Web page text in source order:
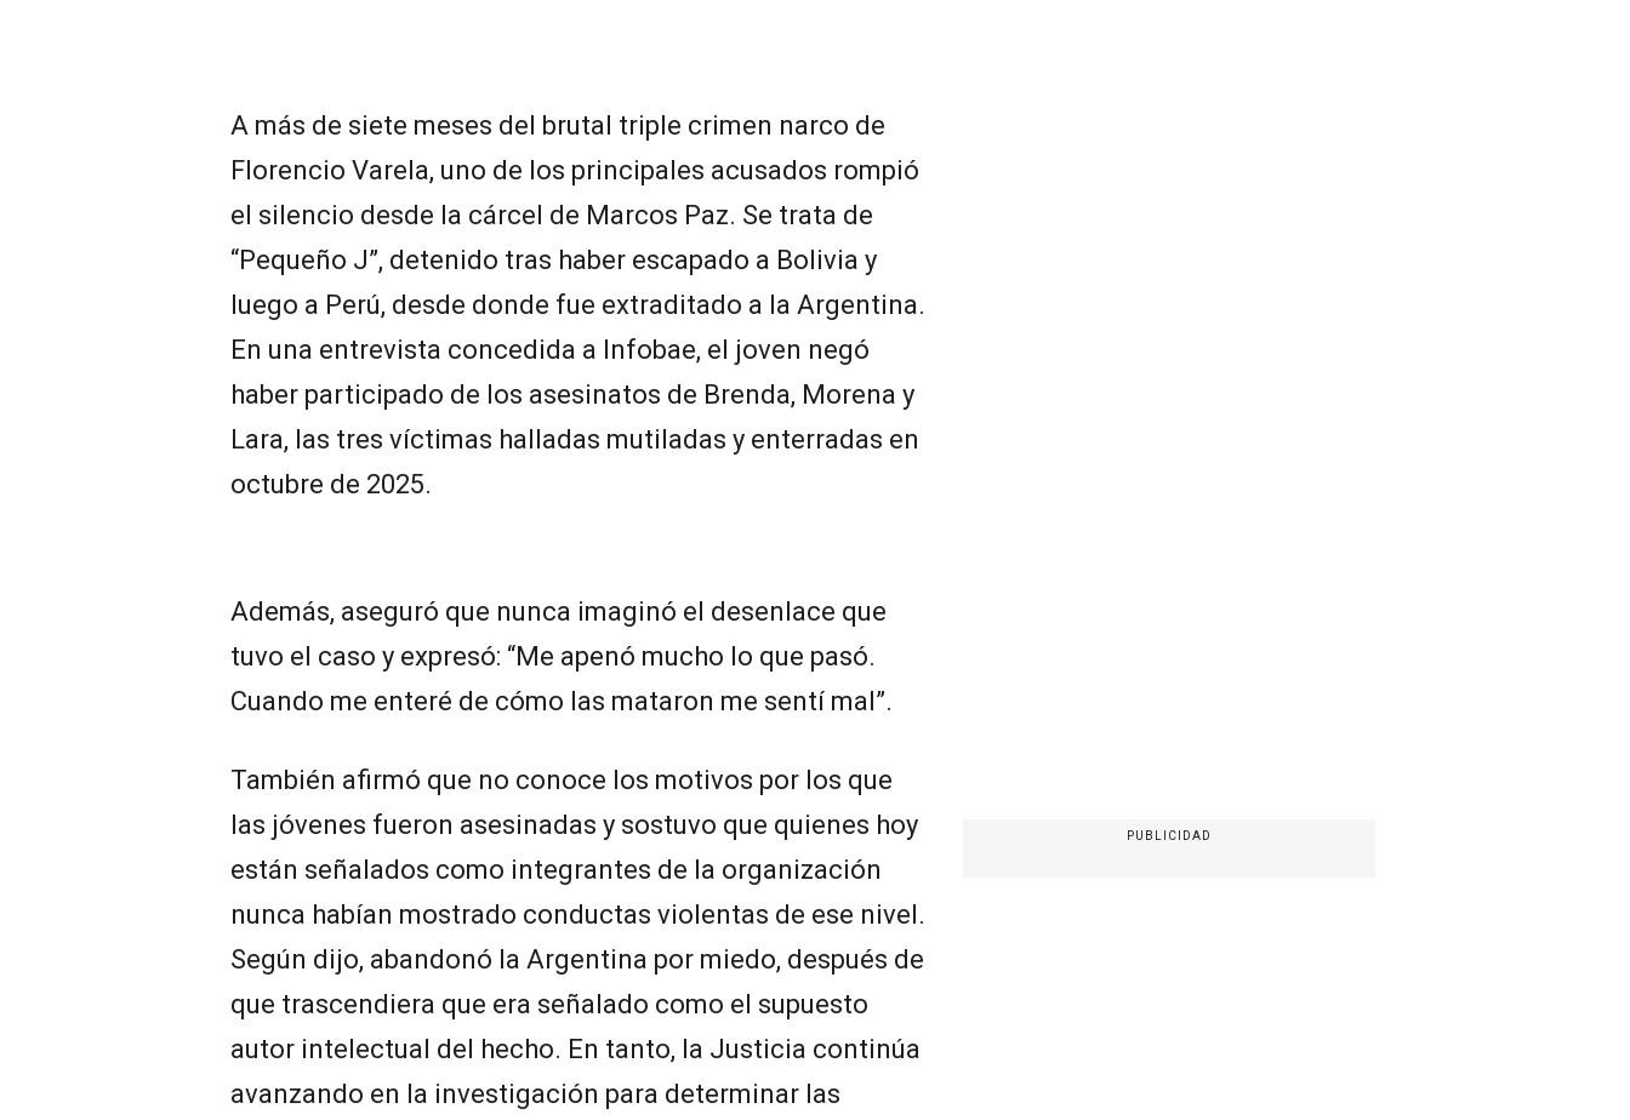
A más de siete meses del brutal triple crimen narco de
Florencio Varela, uno de los principales acusados rompió
el silencio desde la cárcel de Marcos Paz. Se trata de
“Pequeño J”, detenido tras haber escapado a Bolivia y
luego a Perú, desde donde fue extraditado a la Argentina.
En una entrevista concedida a Infobae, el joven negó
haber participado de los asesinatos de Brenda, Morena y
Lara, las tres víctimas halladas mutiladas y enterradas en
octubre de 2025.
Además, aseguró que nunca imaginó el desenlace que
tuvo el caso y expresó: “Me apenó mucho lo que pasó.
Cuando me enteré de cómo las mataron me sentí mal”.
También afirmó que no conoce los motivos por los que
las jóvenes fueron asesinadas y sostuvo que quienes hoy
están señalados como integrantes de la organización
nunca habían mostrado conductas violentas de ese nivel.
Según dijo, abandonó la Argentina por miedo, después de
que trascendiera que era señalado como el supuesto
autor intelectual del hecho. En tanto, la Justicia continúa
avanzando en la investigación para determinar las
PUBLICIDAD